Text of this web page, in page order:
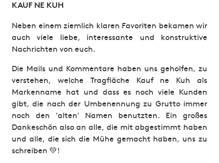
KAUF NE KUH
Neben einem ziemlich klaren Favoriten bekamen wir
auch viele liebe, interessante und konstruktive
Nachrichten von euch.
Die Mails und Kommentare haben uns geholfen, zu
verstehen, welche Tragfläche Kauf ne Kuh als
Markenname hat und dass es noch viele Kunden
gibt, die nach der Umbenennung zu Grutto immer
noch den 'alten' Namen benutzten. Ein großes
Dankeschön also an alle, die mit abgestimmt haben
und alle, die sich die Mühe gemacht haben, uns zu
schreiben 💚!